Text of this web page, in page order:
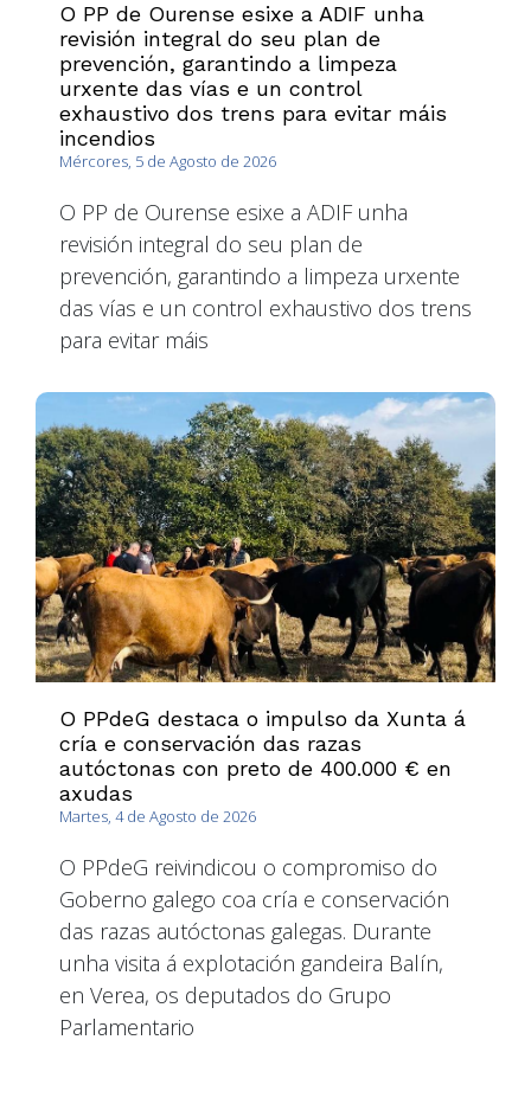
O PP de Ourense esixe a ADIF unha
revisión integral do seu plan de
prevención, garantindo a limpeza
urxente das vías e un control
exhaustivo dos trens para evitar máis
incendios
Mércores, 5 de Agosto de 2026
O PP de Ourense esixe a ADIF unha
revisión integral do seu plan de
prevención, garantindo a limpeza urxente
das vías e un control exhaustivo dos trens
para evitar máis
O PPdeG destaca o impulso da Xunta á
cría e conservación das razas
autóctonas con preto de 400.000 € en
axudas
Martes, 4 de Agosto de 2026
O PPdeG reivindicou o compromiso do
Goberno galego coa cría e conservación
das razas autóctonas galegas. Durante
unha visita á explotación gandeira Balín,
en Verea, os deputados do Grupo
Parlamentario